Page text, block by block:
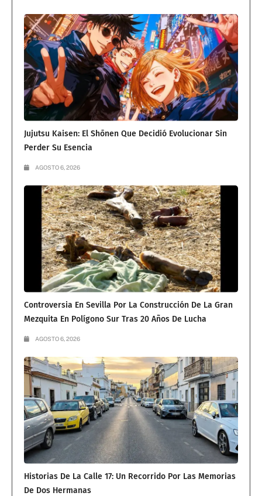
Jujutsu Kaisen: El Shōnen Que Decidió Evolucionar Sin
Perder Su Esencia
AGOSTO 6, 2026
Controversia En Sevilla Por La Construcción De La Gran
Mezquita En Polígono Sur Tras 20 Años De Lucha
AGOSTO 6, 2026
Historias De La Calle 17: Un Recorrido Por Las Memorias
De Dos Hermanas